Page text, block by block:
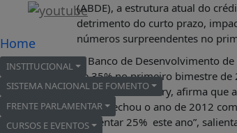
FOMENTO
O
QUE
É?
DADOS
FRENTE
PARLAMENTAR
Home
INSTITUCIONAL
SISTEMA NACIONAL DE FOMENTO
FRENTE PARLAMENTAR
CURSOS E EVENTOS
(ABDE), a estrutura atual do
detrimento do curto prazo,
números surpreendentes no
O Banco de Desenvolvimento
de 35% no primeiro bimestre
João Antônio Fleury, afirma que
banco fechou o ano de 2012
aumentar 25% este ano”,